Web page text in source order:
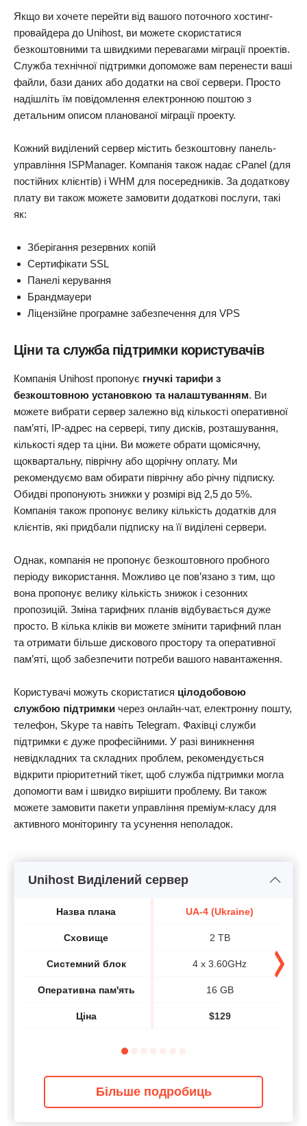
Якщо ви хочете перейти від вашого поточного хостинг-
провайдера до Unihost, ви можете скористатися
безкоштовними та швидкими перевагами міграції проектів.
Служба технічної підтримки допоможе вам перенести ваші
файли, бази даних або додатки на свої сервери. Просто
надішліть їм повідомлення електронною поштою з
детальним описом планованої міграції проекту.
Кожний виділений сервер містить безкоштовну панель-
управління ISPManager. Компанія також надає cPanel (для
постійних клієнтів) і WHM для посередників. За додаткову
плату ви також можете замовити додаткові послуги, такі
як:
Зберігання резервних копій
Сертифікати SSL
Панелі керування
Брандмауери
Ліцензійне програмне забезпечення для VPS
Ціни та служба підтримки користувачів
Компанія Unihost пропонує гнучкі тарифи з
безкоштовною установкою та налаштуванням. Ви
можете вибрати сервер залежно від кількості оперативної
пам’яті, IP-адрес на сервері, типу дисків, розташування,
кількості ядер та ціни. Ви можете обрати щомісячну,
щоквартальну, піврічну або щорічну оплату. Ми
рекомендуємо вам обирати піврічну або річну підписку.
Обидві пропонують знижки у розмірі від 2,5 до 5%.
Компанія також пропонує велику кількість додатків для
клієнтів, які придбали підписку на її виділені сервери.
Однак, компанія не пропонує безкоштовного пробного
періоду використання. Можливо це пов’язано з тим, що
вона пропонує велику кількість знижок і сезонних
пропозицій. Зміна тарифних планів відбувається дуже
просто. В кілька кліків ви можете змінити тарифний план
та отримати більше дискового простору та оперативної
пам’яті, щоб забезпечити потреби вашого навантаження.
Користувачі можуть скористатися цілодобовою
службою підтримки через онлайн-чат, електронну пошту,
телефон, Skype та навіть Telegram. Фахівці служби
підтримки є дуже професійними. У разі виникнення
невідкладних та складних проблем, рекомендується
відкрити пріоритетний тікет, щоб служба підтримки могла
допомогти вам і швидко вирішити проблему. Ви також
можете замовити пакети управління преміум-класу для
активного моніторингу та усунення неполадок.
Unihost Виділений сервер
Назва плана
Сховище
Системний блок
Оперативна пам'ять
Ціна
UA-4 (Ukraine)
2 TB
4 x 3.60GHz
16 GB
$129
Більше подробиць